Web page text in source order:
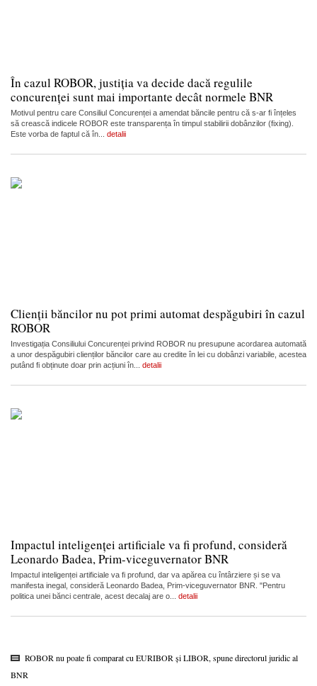
În cazul ROBOR, justiția va decide dacă regulile
concurenței sunt mai importante decât normele BNR
Motivul pentru care Consiliul Concurenței a amendat băncile pentru că s-ar fi înțeles
să crească indicele ROBOR este transparența în timpul stabilirii dobânzilor (fixing).
Este vorba de faptul că în... detalii
Clienții băncilor nu pot primi automat despăgubiri în cazul
ROBOR
Investigația Consiliului Concurenței privind ROBOR nu presupune acordarea automată
a unor despăgubiri clienților băncilor care au credite în lei cu dobânzi variabile, acestea
putând fi obținute doar prin acțiuni în... detalii
Impactul inteligenței artificiale va fi profund, consideră
Leonardo Badea, Prim-viceguvernator BNR
Impactul inteligenței artificiale va fi profund, dar va apărea cu întârziere și se va
manifesta inegal, consideră Leonardo Badea, Prim-viceguvernator BNR. "Pentru
politica unei bănci centrale, acest decalaj are o... detalii
ROBOR nu poate fi comparat cu EURIBOR și LIBOR, spune directorul juridic al
BNR